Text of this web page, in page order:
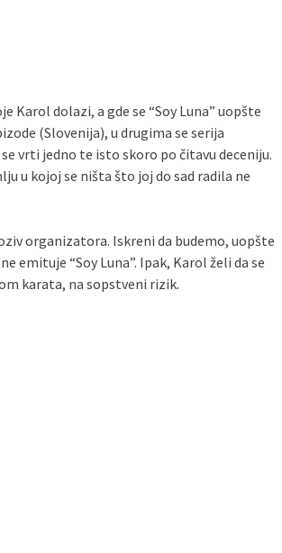
Karol dolazi, a gde se “Soy Luna” uopšte
(Slovenija), u drugima se serija
vrti jedno te isto skoro po čitavu deceniju.
u kojoj se ništa što joj do sad radila ne
organizatora. Iskreni da budemo, uopšte
emituje “Soy Luna”. Ipak, Karol želi da se
karata, na sopstveni rizik.